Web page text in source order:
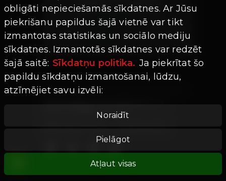
obligāti nepieciešamās sīkdatnes. Ar Jūsu
piekrišanu papildus šajā vietnē var tikt
izmantotas statistikas un sociālo mediju
sīkdatnes. Izmantotās sīkdatnes var redzēt
šajā saitē: Sīkdatņu politika. Ja piekrītat šo
papildu sīkdatņu izmantošanai, lūdzu,
atzīmējiet savu izvēli:
Noraidīt
Pielāgot
Atļaut visas